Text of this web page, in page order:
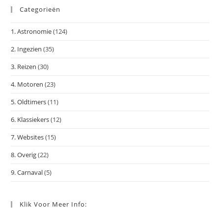
Categorieën
1. Astronomie(124)
2. Ingezien (35)
3. Reizen (30)
4. Motoren (23)
5. Oldtimers(11)
6. Klassiekers(12)
7. Websites(15)
8. Overig(22)
9. Carnaval(5)
Klik Voor Meer Info: